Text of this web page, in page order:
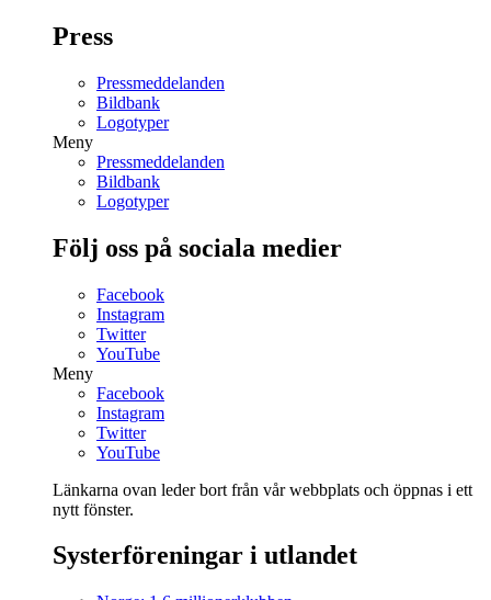
Press
Pressmeddelanden
Bildbank
Logotyper
Meny
Pressmeddelanden
Bildbank
Logotyper
Följ oss på sociala medier
Facebook
Instagram
Twitter
YouTube
Meny
Facebook
Instagram
Twitter
YouTube
Länkarna ovan leder bort från vår webbplats och öppnas i ett
nytt fönster.
Systerföreningar i utlandet